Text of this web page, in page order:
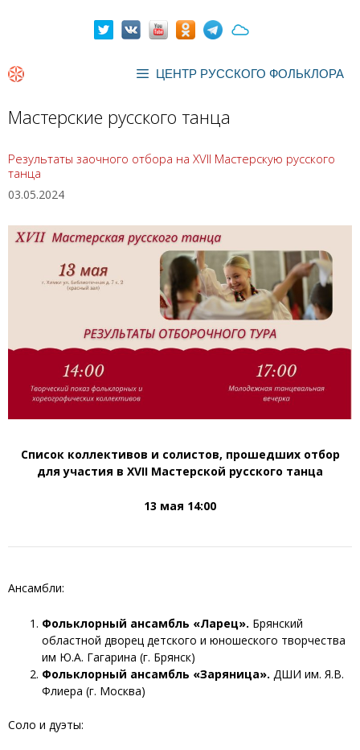
ЦЕНТР РУССКОГО ФОЛЬКЛОРА
Мастерские русского танца
Результаты заочного отбора на XVII Мастерскую русского
танца
03.05.2024
Список коллективов и солистов, прошедших отбор
для участия в XVII Мастерской русского танца
13 мая 14:00
Ансамбли:
Фольклорный ансамбль «Ларец». Брянский
областной дворец детского и юношеского творчества
им Ю.А. Гагарина (г. Брянск)
Фольклорный ансамбль «Заряница». ДШИ им. Я.В.
Флиера (г. Москва)
Соло и дуэты: